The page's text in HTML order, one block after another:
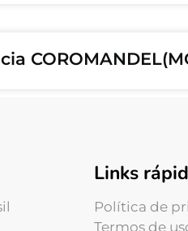
Links
Política de
Termos de